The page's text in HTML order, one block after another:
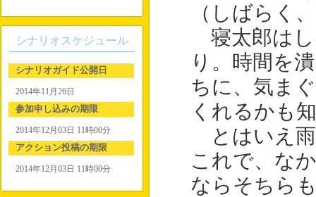
（しばらく
寝太郎はし
り。時間を
ちに、気ま
くれるかも
とはいえ雨
これで、な
ならそちら
シナリオスケジュール
シナリオガイド公開日
2014年11月26日
参加申し込みの期限
2014年12月03日 11時00分
アクション投稿の期限
2014年12月03日 11時00分